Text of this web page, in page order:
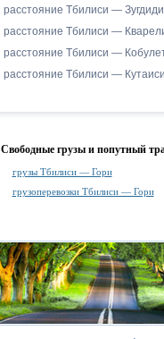
расстояние Тбилиси — Зугдиди
расстояние Тбилиси —
расстояние Тбилиси —
расстояние Тбилиси — Кутаиси
Свободные грузы и попутный
грузы Тбилиси — Гори
грузоперевозки Тбилиси — Гори